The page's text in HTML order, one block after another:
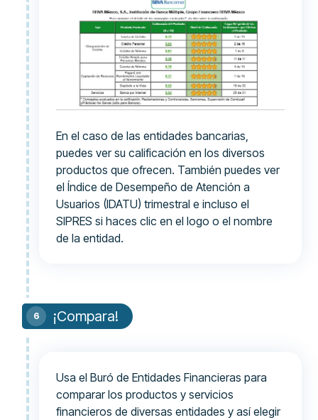
En el caso de las entidades bancarias,
puedes ver su calificación en los diversos
productos que ofrecen. También puedes ver
el Índice de Desempeño de Atención a
Usuarios (IDATU) trimestral e incluso el
SIPRES si haces clic en el logo o el nombre
de la entidad.
¡Compara!
Usa el Buró de Entidades Financieras para
comparar los productos y servicios
financieros de diversas entidades y así elegir